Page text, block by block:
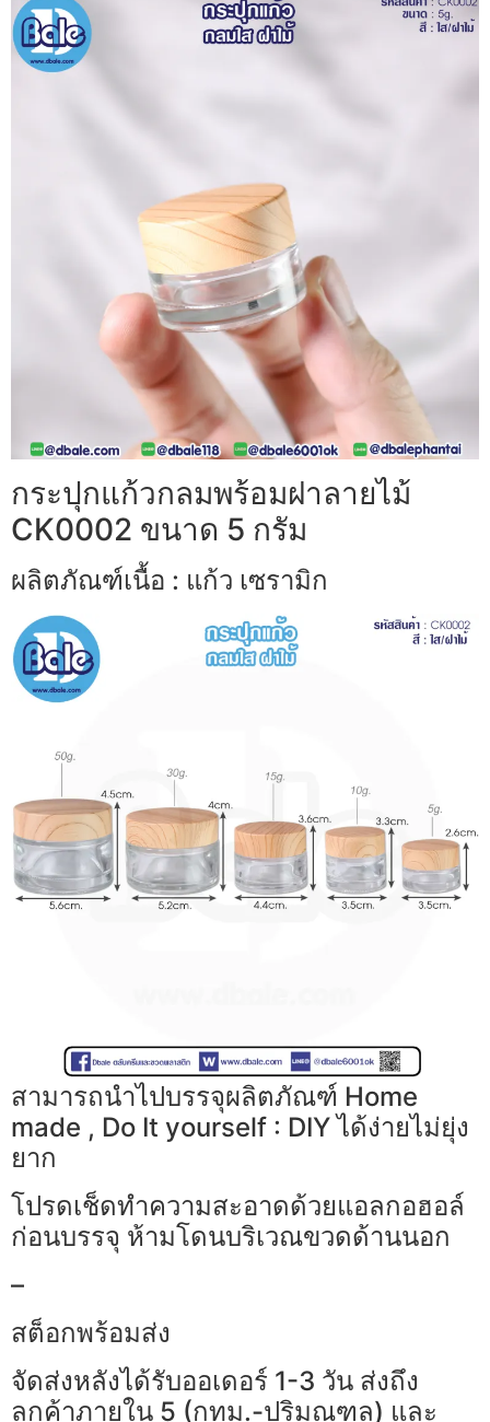
กระปุกแก้วกลมพร้อมฝาลายไม้
CK0002 ขนาด 5 กรัม
ผลิตภัณฑ์เนื้อ : แก้ว เซรามิก
สามารถนำไปบรรจุผลิตภัณฑ์ Home
made , Do It yourself : DIY ได้ง่ายไม่ยุ่ง
ยาก
โปรดเช็ดทำความสะอาดด้วยแอลกอฮอล์
ก่อนบรรจุ ห้ามโดนบริเวณขวดด้านนอก
–
สต็อกพร้อมส่ง
จัดส่งหลังได้รับออเดอร์ 1-3 วัน ส่งถึง
ลูกค้าภายใน 5 (กทม.-ปริมณฑล) และ